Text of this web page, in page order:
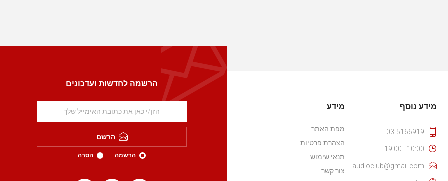
הרשמה לחדשות ועדכונים
הרשם
הרשמה הסרה
מידע נוסף
03-5166919
10:00 - 19:00
audioclub@gmail.com
מידע
מפת האתר
הצהרת פרטיות
תנאי שימוש
צור קשר